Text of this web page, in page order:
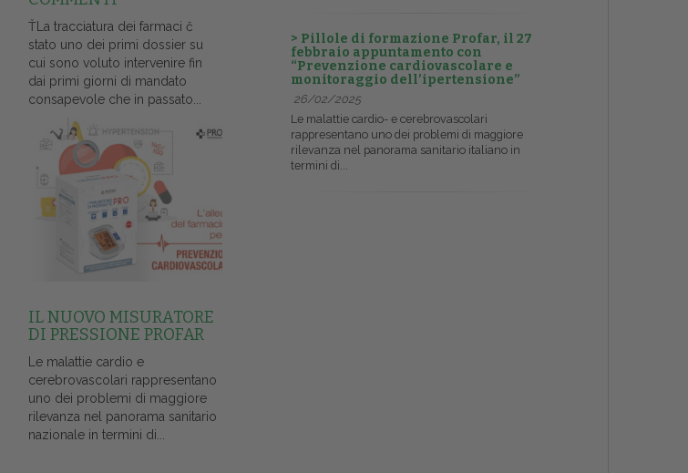
ŤLa tracciatura dei farmaci č
stato uno dei primi dossier su
cui sono voluto intervenire fin
dai primi giorni di mandato
consapevole che in passato...
IL NUOVO MISURATORE
DI PRESSIONE PROFAR
Le malattie cardio e
cerebrovascolari rappresentano
uno dei problemi di maggiore
rilevanza nel panorama sanitario
nazionale in termini di...
> Pillole di formazione Profar, il 27
febbraio appuntamento con
“Prevenzione cardiovascolare e
monitoraggio dell’ipertensione”
26/02/2025
Le malattie cardio- e cerebrovascolari
rappresentano uno dei problemi di maggiore
rilevanza nel panorama sanitario italiano in
termini di...